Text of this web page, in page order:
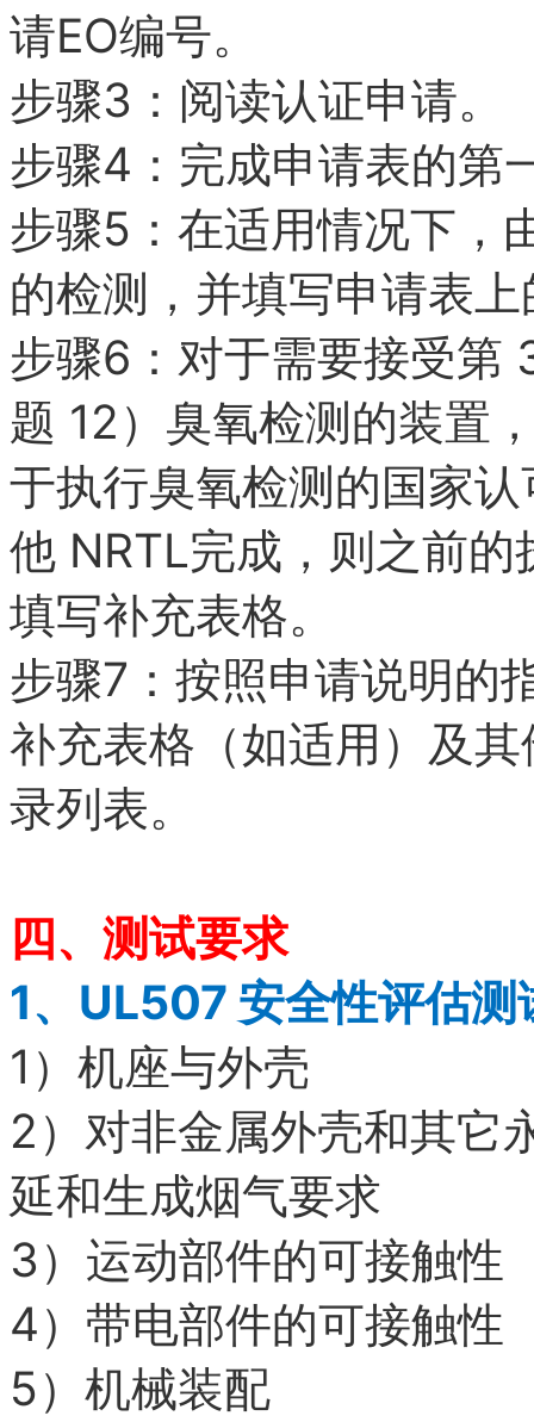
请EO编号。
步骤3 ：阅读认证申请。
步骤4 ：完成申请表的第
步骤5 ：在适用情况下
的检测，并填写申请表
步骤6 ：对于需要接受第
题 12 ）臭氧检测的装置
于执行臭氧检测的国家
他 NRTL完成，则之前的
填写补充表格。
步骤7 ：按照申请说明的
补充表格（如适用）及
录列表。
四、 测试要求
1、 UL507 安全性评估测
1） 机座与外壳
2） 对非金属外壳和其它
延和生成烟气要求
3） 运动部件的可接触性
4） 带电部件的可接触性
5） 机械装配